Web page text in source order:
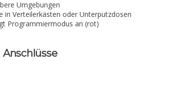
Umgebungen
in Verteilerkästen oder Unterputzdosen
Programmiermodus an (rot)